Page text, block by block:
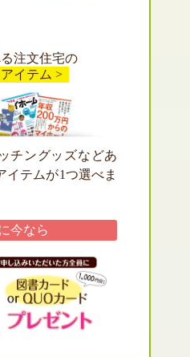
注文住宅の
イテム >
チングッズなどあ
イテムが1つ選べま
今なら